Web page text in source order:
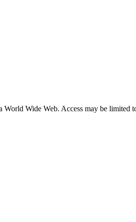
Wide Web. Access may be limited